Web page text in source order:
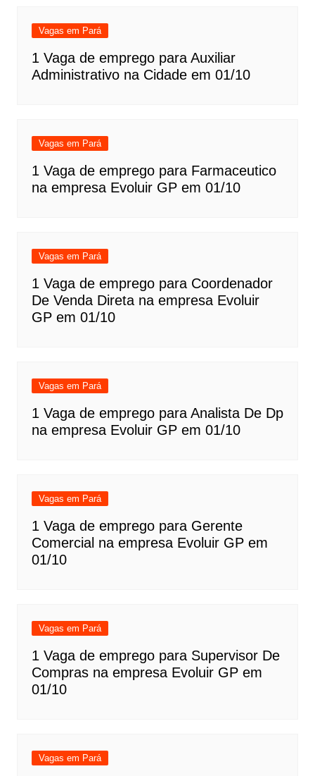
Vagas em Pará
1 Vaga de emprego para Auxiliar
Administrativo na Cidade em 01/10
Vagas em Pará
1 Vaga de emprego para Farmaceutico
na empresa Evoluir GP em 01/10
Vagas em Pará
1 Vaga de emprego para Coordenador
De Venda Direta na empresa Evoluir
GP em 01/10
Vagas em Pará
1 Vaga de emprego para Analista De Dp
na empresa Evoluir GP em 01/10
Vagas em Pará
1 Vaga de emprego para Gerente
Comercial na empresa Evoluir GP em
01/10
Vagas em Pará
1 Vaga de emprego para Supervisor De
Compras na empresa Evoluir GP em
01/10
Vagas em Pará